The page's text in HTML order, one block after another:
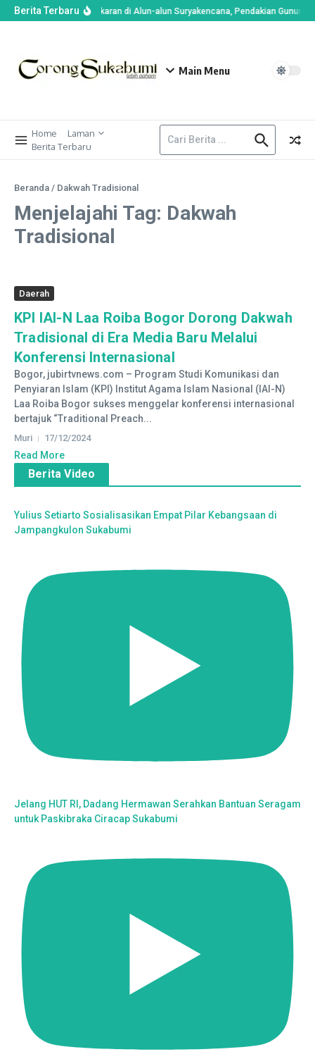
Berita TerbaruImbas Kebakaran di Alun-alun Suryakencana, Pendakian Gunung
Main Menu
Home
Laman
Berita Terbaru
Beranda / Dakwah Tradisional
Menjelajahi Tag: Dakwah
Tradisional
Daerah
KPI IAI-N Laa Roiba Bogor Dorong Dakwah
Tradisional di Era Media Baru Melalui
Konferensi Internasional
Bogor, jubirtvnews.com – Program Studi Komunikasi dan
Penyiaran Islam (KPI) Institut Agama Islam Nasional (IAI-N)
Laa Roiba Bogor sukses menggelar konferensi internasional
bertajuk “Traditional Preach...
Muri 17/12/2024
Read More
Berita Video
Yulius Setiarto Sosialisasikan Empat Pilar Kebangsaan di
Jampangkulon Sukabumi
Jelang HUT RI, Dadang Hermawan Serahkan Bantuan Seragam
untuk Paskibraka Ciracap Sukabumi